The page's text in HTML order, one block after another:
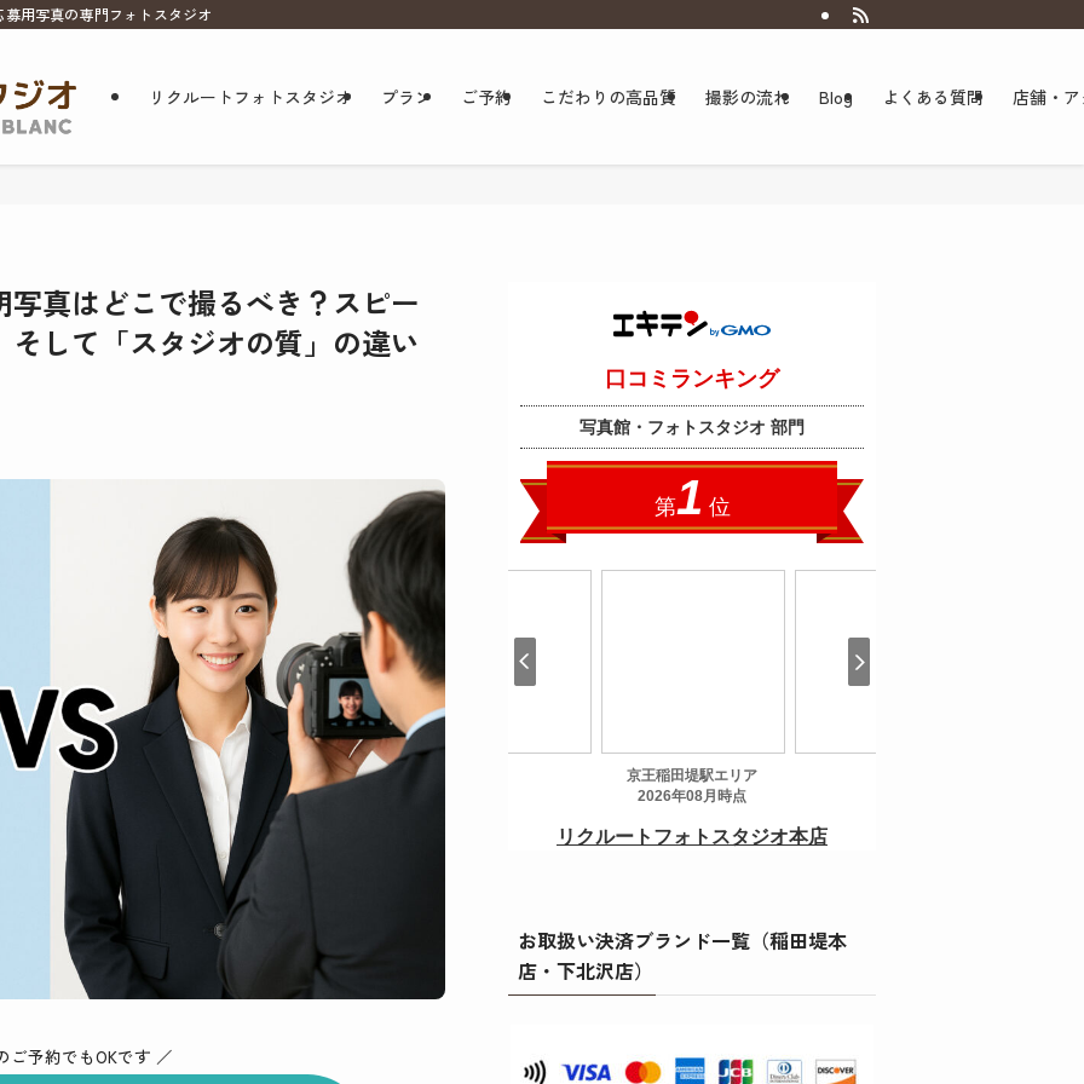
用写真の専門フォトスタジオ
リクルートフォトスタジオ プラン ご予約 こだわりの高品質 撮影の流れ Blog よくある質問 店舗・
真はどこで撮るべき？スピー
して「スタジオの質」の違い
ご予約でもOKです ／
お取扱い決済ブランド一覧（稲田堤本
店・下北沢店）